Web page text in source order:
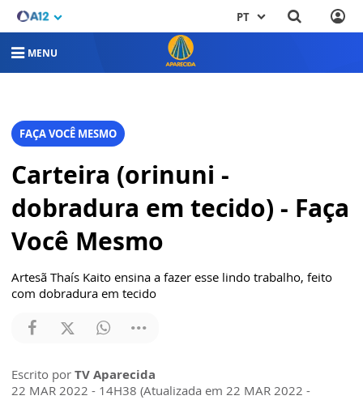
PT
MENU
FAÇA VOCÊ MESMO
Carteira (orinuni -
dobradura em tecido) - Faça
Você Mesmo
Artesã Thaís Kaito ensina a fazer esse lindo trabalho, feito
com dobradura em tecido
Escrito por TV Aparecida
22 MAR 2022 - 14H38 (Atualizada em 22 MAR 2022 -